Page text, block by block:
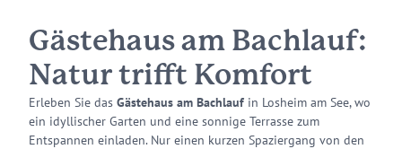
Gästehaus am Bachlauf:
Natur trifft Komfort
Erleben Sie das Gästehaus am Bachlauf in Losheim am See, wo
ein idyllischer Garten und eine sonnige Terrasse zum
Entspannen einladen. Nur einen kurzen Spaziergang von den